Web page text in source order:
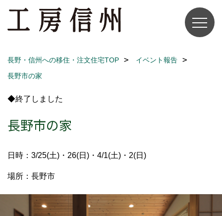
長野・信州への移住・注文住宅TOP
イベント報告
長野市の家
◆終了しました
長野市の家
日時：3/25(土)・26(日)・4/1(土)・2(日)
場所：長野市